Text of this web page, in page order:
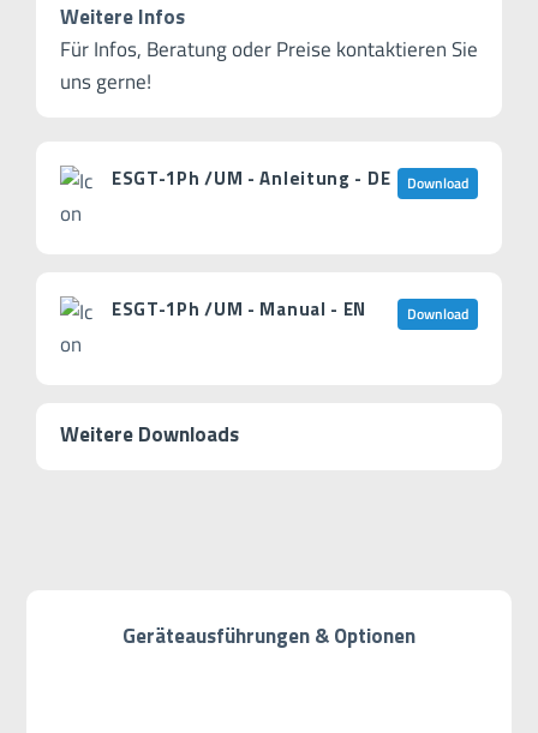
Weitere Infos
Für Infos, Beratung oder Preise kontaktieren Sie
uns gerne!
ESGT-1Ph /UM - Anleitung - DE Download
ESGT-1Ph /UM - Manual - EN Download
Weitere Downloads
Geräteausführungen & Optionen